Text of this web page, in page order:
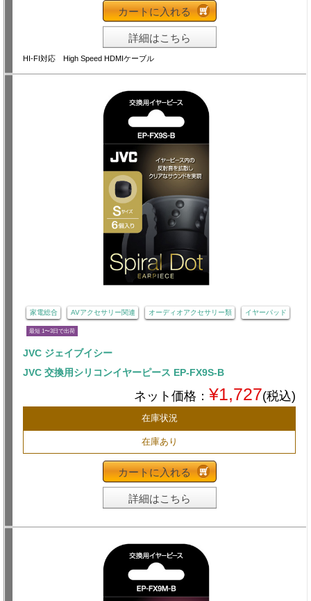
カートに入れる
詳細はこちら
HI-FI対応 High Speed HDMIケーブル
家電総合 AVアクセサリー関連 オーディオアクセサリー類 イヤーパッド
最短 1〜3日で出荷
JVC ジェイブイシー
JVC 交換用シリコンイヤーピース EP-FX9S-B
ネット価格： ¥1,727(税込)
在庫状況
在庫あり
カートに入れる
詳細はこちら